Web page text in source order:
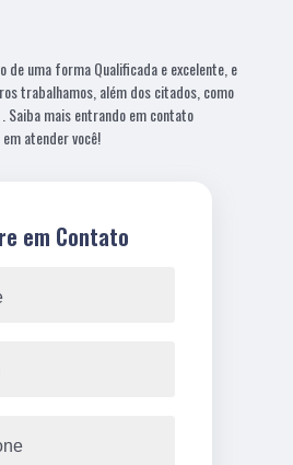
de uma forma Qualificada e excelente, e
trabalhamos, além dos citados, como
Saiba mais entrando em contato
atender você!
em Contato